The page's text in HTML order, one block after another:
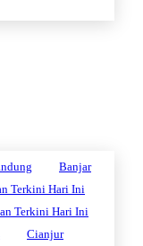
Banjar
Terkini Hari Ini
Terkini Hari Ini
Cianjur